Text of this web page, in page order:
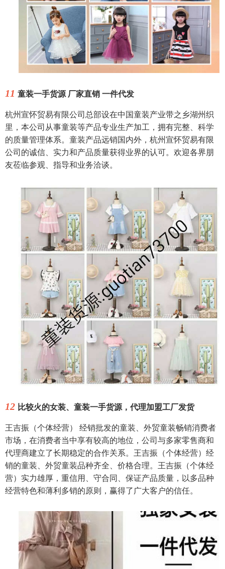
11 童装一手货源 厂家直销 一件代发
杭州宣怀贸易有限公司总部设在中国童装产业带之乡湖州织
里，本公司从事童装等产品专业生产加工，拥有完整、科学
的质量管理体系。童装产品远销国内外，杭州宣怀贸易有限
公司的诚信、实力和产品质量获得业界的认可。欢迎各界朋
友莅临参观、指导和业务洽谈。
12 比较火的女装、童装一手货源，代理加盟工厂发货
王吉振（个体经营） 经销批发的童装、外贸童装畅销消费者
市场，在消费者当中享有较高的地位，公司与多家零售商和
代理商建立了长期稳定的合作关系。王吉振（个体经营）经
销的童装、外贸童装品种齐全、价格合理。王吉振（个体经
营）实力雄厚，重信用、守合同、保证产品质量，以多品种
经营特色和薄利多销的原则，赢得了广大客户的信任。